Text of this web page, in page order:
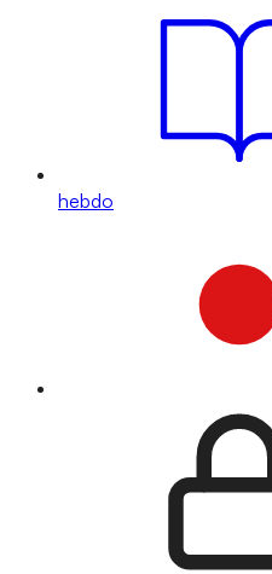
hebdo